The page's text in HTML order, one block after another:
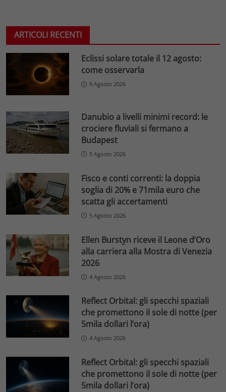
ARTICOLI RECENTI
Eclissi solare totale il 12 agosto:
come osservarla
9 Agosto 2026
Danubio a livelli minimi record: le
crociere fluviali si fermano a
Budapest
5 Agosto 2026
Fisco e conti correnti: la doppia
soglia di 20% e 71mila euro che
scatta gli accertamenti
5 Agosto 2026
Ellen Burstyn riceve il Leone d’Oro
alla carriera alla Mostra di Venezia
2026
4 Agosto 2026
Reflect Orbital: gli specchi spaziali
che promettono il sole di notte (per
5mila dollari l’ora)
4 Agosto 2026
Reflect Orbital: gli specchi spaziali
che promettono il sole di notte (per
5mila dollari l’ora)